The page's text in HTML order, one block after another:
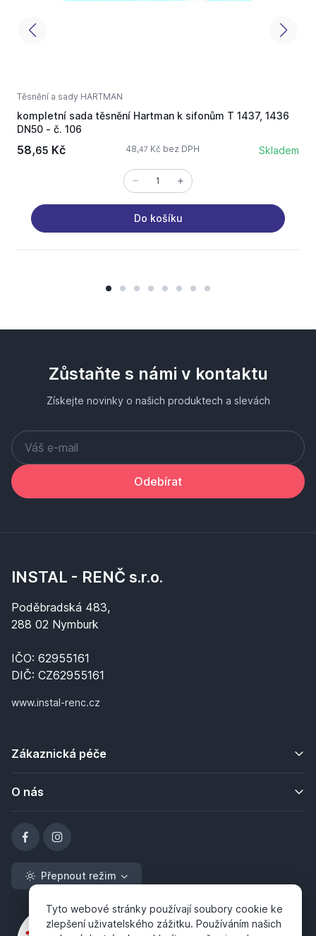
Těsnění a sady HARTMAN
kompletní sada těsnění Hartman k sifonům T 1437, 1436
DN50 - č. 106
58,65 Kč 48,47 Kč bez DPH Skladem
Do košíku
Zůstaňte s námi v kontaktu
Získejte novinky o našich produktech a slevách
Odebírat
INSTAL - RENČ s.r.o.
Poděbradská 483,
288 02 Nymburk
IČO: 62955161
DIČ: CZ62955161
www.instal-renc.cz
Zákaznická péče
O nás
Přepnout režim
Tyto webové stránky používají soubory cookie ke
zlepšení uživatelského zážitku. Používáním našich